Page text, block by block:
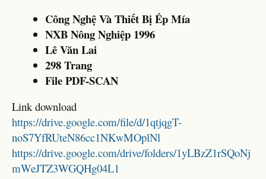
Công Nghệ Và Thiết Bị Ép Mía
NXB Nông Nghiệp 1996
Lê Văn Lai
298 Trang
File PDF-SCAN
Link download
https://drive.google.com/file/d/1qtjqgT-
noS7YfRUteN86cc1NKwMOplNl
https://drive.google.com/drive/folders/1yLBzZ1rSQoNj
mWeJTZ3WGQHg04L1